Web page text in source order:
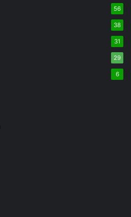
56
38
31
29
6